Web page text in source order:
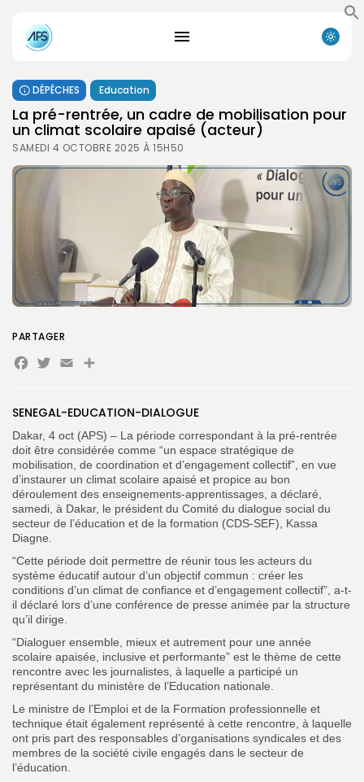
Search
for:
Search
Button
FR
DÉPÊCHES Education
La pré-rentrée, un cadre de mobilisation pour
un climat scolaire apaisé (acteur)
SAMEDI 4 OCTOBRE 2025 À 15H50
SENEGAL-EDUCATION-DIALOGUE
Dakar, 4 oct (APS) – La période correspondant à la pré-rentrée
doit être considérée comme “un espace stratégique de
mobilisation, de coordination et d’engagement collectif”, en vue
d’instaurer un climat scolaire apaisé et propice au bon
déroulement des enseignements-apprentissages, a déclaré,
samedi, à Dakar, le président du Comité du dialogue social du
secteur de l’éducation et de la formation (CDS-SEF), Kassa
Diagne.
“Cette période doit permettre de réunir tous les acteurs du
système éducatif autour d’un objectif commun : créer les
conditions d’un climat de confiance et d’engagement collectif”, a-t-
il déclaré lors d’une conférence de presse animée par la structure
qu’il dirige.
“Dialoguer ensemble, mieux et autrement pour une année
scolaire apaisée, inclusive et performante” est le thème de cette
rencontre avec les journalistes, à laquelle a participé un
représentant du ministère de l’Education nationale.
Le ministre de l’Emploi et de la Formation professionnelle et
technique était également représenté à cette rencontre, à laquelle
ont pris part des responsables d’organisations syndicales et des
membres de la société civile engagés dans le secteur de
l’éducation.
PARTAGER
Facebook
Twitter
EmailPartager